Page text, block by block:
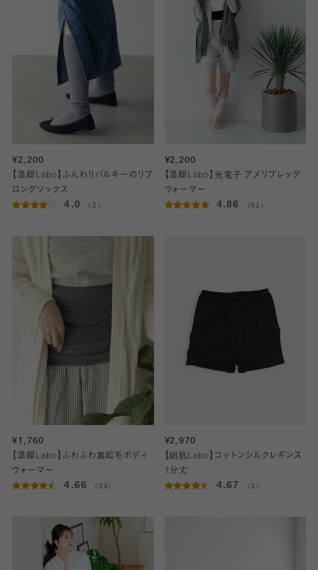
¥2,200
【温脚Labo】ふんわりバルキーのリブ
ロングソックス
4.0 （2）
¥2,200
【温脚Labo】光電子 アメリブレッグ
ウォーマー
4.86 （51）
¥1,760
【温脚Labo】ふわふわ裏起毛ボディ
ウォーマー
4.66 （29）
¥2,970
【絹肌Labo】コットンシルクレギンス
1分丈
4.67 （3）